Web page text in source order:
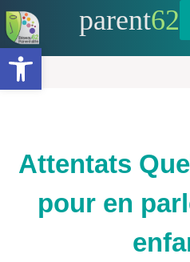
Ouvrir la barre d’outils
parent62
Attentats
pour en